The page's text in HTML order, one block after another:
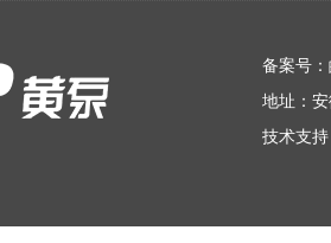
备案号：
地址：
技术支